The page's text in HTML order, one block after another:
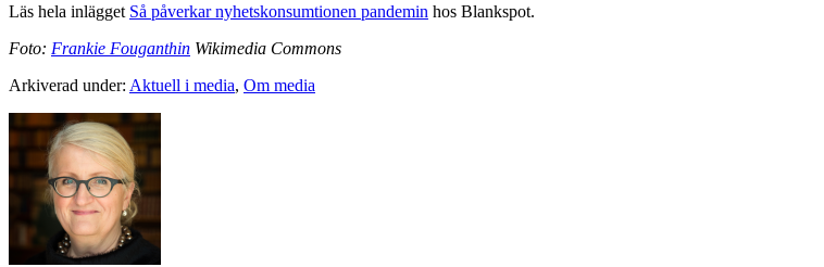
Läs hela inlägget Så påverkar nyhetskonsumtionen pandemin hos Blankspot.
Foto: Frankie Fouganthin Wikimedia Commons
Arkiverad under: Aktuell i media, Om media